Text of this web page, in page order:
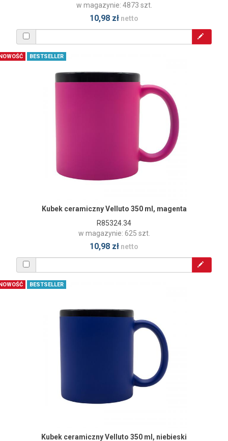
w magazynie: 4873 szt.
10,98 zł netto
BESTSELLER
Kubek ceramiczny Velluto 350 ml, magenta
R85324.34
w magazynie: 625 szt.
10,98 zł netto
BESTSELLER
Kubek ceramiczny Velluto 350 ml, niebieski